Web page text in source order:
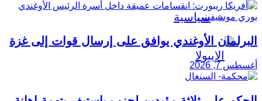
سياسية
البرلمان الأوغندي يوافق على إرسال قوات إلى غزة
أغسطس 7, 2026